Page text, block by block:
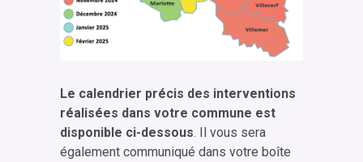
Le calendrier précis des interventions
réalisées dans votre commune est
disponible ci-dessous. Il vous sera
également communiqué dans votre boîte